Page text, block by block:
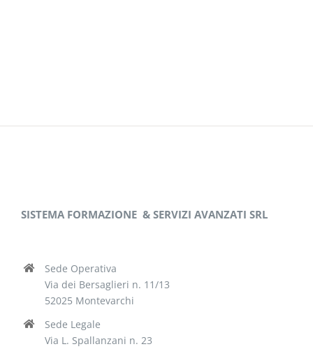
SISTEMA FORMAZIONE & SERVIZI AVANZATI SRL
Sede Operativa
Via dei Bersaglieri n. 11/13
52025 Montevarchi
Sede Legale
Via L. Spallanzani n. 23